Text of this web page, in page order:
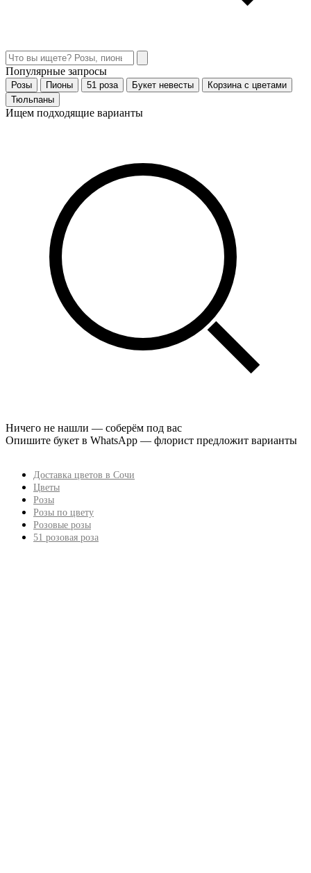
Популярные запросы
Розы Пионы 51 роза Букет невесты
Корзина с цветами
Тюльпаны
Ищем подходящие варианты
Ничего не нашли — соберём под вас
Опишите букет в WhatsApp — флорист предложит варианты
Доставка цветов в Сочи
Цветы
Розы
Розы по цвету
Розовые розы
51 розовая роза